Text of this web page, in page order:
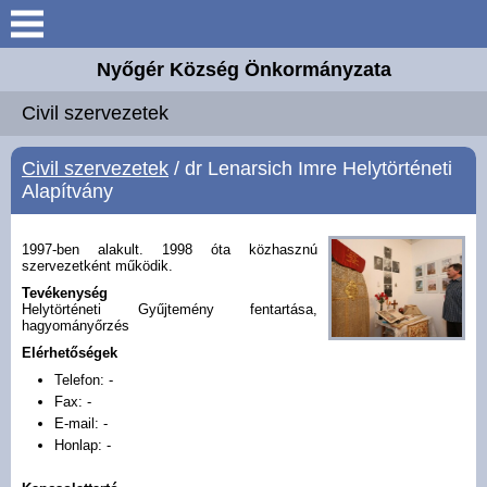
Keresés
Elérhetőségek
Önkormányzat
Hirdetmények
Intézmények
Választási információk
Hírek
Nyőgér Község Önkormányzata
Civil szervezetek
Civil szervezetek / dr Lenarsich Imre Helytörténeti
Alapítvány
1997-ben alakult. 1998 óta közhasznú
szervezetként működik.
Tevékenység
Helytörténeti Gyűjtemény fentartása,
hagyományőrzés
Elérhetőségek
Telefon: -
Fax: -
E-mail: -
Honlap: -